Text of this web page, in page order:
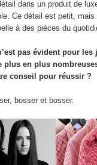
dans un produit de
Ce détail est petit, mais
à des pièces du
pas évident pour les
plus en plus
conseil pour réussir ?
bosser et bosser.